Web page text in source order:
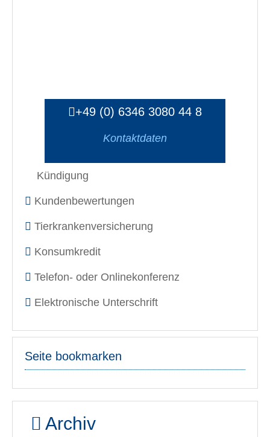
+49 (0) 6346 3080 44 8
Kontaktdaten
Kündigung
Kundenbewertungen
Tierkrankenversicherung
Konsumkredit
Telefon- oder Onlinekonferenz
Elektronische Unterschrift
Seite bookmarken
Archiv